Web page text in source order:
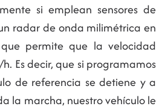
si emplean sensores de
radar de onda milimétrica en
permite que la velocidad
Es decir, que si programamos
de referencia se detiene y a
la marcha, nuestro vehículo le